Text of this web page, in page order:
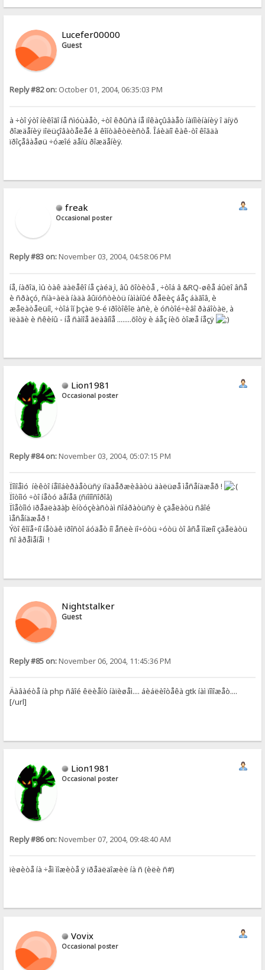
Lucefer00000
Guest
Reply #82 on: October 01, 2004, 06:35:03 PM
à ÷òî ýòî íèêîãî íå ñìóùàåò, ÷òî êðûñà íå ïîêàçûâàåò íàïîìèíàíèÿ î äíÿõ
ðîæäåíèÿ ïîëüçîâàòåëåé â êîíòàêòëèñòå. Îáèäíî êàê-òî êîãäà
ïðîçåâàåøü ÷óæîé äåíü ðîæäåíèÿ.
freak
Occasional poster
Reply #83 on:November 03, 2004, 04:58:06 PM
íå, íàðîä, ìû òàê äàëåêî íå çàéä¸ì, âû õîòèòå , ÷òîá â &RQ-øêå áûëî âñå
è ñðàçó, ñíà÷àëà íàäà âûïóñòèòü íàìàíûé ðåëèç áåç áàãîâ, è
æåëàòåëüíî, ÷òîá îí þçàë 9-é ïðîòîêîë àñè, è óñòîé÷èâî ðàáîòàë, à
ïëàãè è ñêèíû - íå ñàìîå ãëàâíîå ........õîòÿ è áåç íèõ òîæå íåçÿ
Lion1981
Occasional poster
Reply #84 on:November 03, 2004, 05:07:15 PM
Ïîìîåìó íèêòî íåìîáèðàåòüñÿ ïîääåðæèâàòü äàëüøå ìåñåíäæåð !
Ïîòîìó ÷òî íåòó äåíåã (ñïîíîñîðîâ)
Ïîåòîìó ïðåäëàãàþ èíòóçèàñòàì ñîáðàòüñÿ è çäåëàòü ñâîé
ìåñåíäæåð !
Ýòî êîíå÷íî íåòàê ïðîñòî áóäåò íî åñëè ïî÷óòü ÷óòü òî âñå ìîæíî çäåëàòü
ñî âðåìåíåì !
Nightstalker
Guest
Reply #85 on:November 06, 2004, 11:45:36 PM
Äàâàéòå íà php ñâîé êëèåíò íàïèøåì.... áèáëèîòåêà gtk íàì ïîìîæåò....
[/url]
Lion1981
Occasional poster
Reply #86 on:November 07, 2004, 09:48:40 AM
ïèøèòå íà ÷åì ìîæèòå ÿ ïðåäëäîæèë íà ñ (èëè ñ#)
Vovix
Occasional poster